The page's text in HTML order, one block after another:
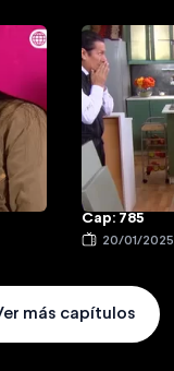
Cap: 785
20/01/2025
más capítulos